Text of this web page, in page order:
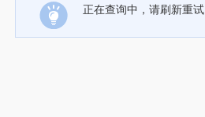
正在查询中，请刷新重试